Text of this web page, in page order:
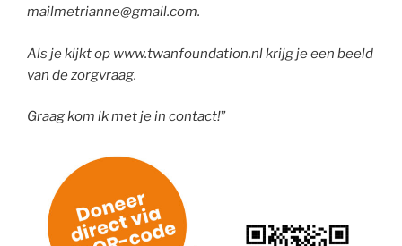
mailmetrianne@gmail.com.
Als je kijkt op www.twanfoundation.nl krijg je een beeld
van de zorgvraag.
Graag kom ik met je in contact!”